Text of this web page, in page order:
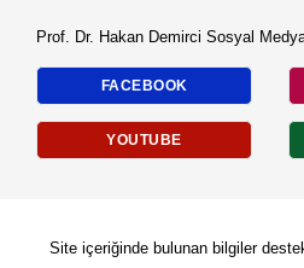
Prof. Dr. Hakan Demirci Sosyal
FACEBOOK
YOUTUBE
Site içeriğinde bulunan bilgiler